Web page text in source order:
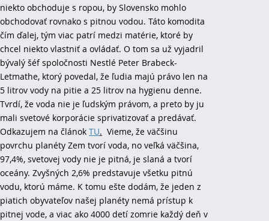
niekto obchoduje s ropou, by Slovensko mohlo
obchodovať rovnako s pitnou vodou. Táto komodita
čím ďalej, tým viac patrí medzi matérie, ktoré by
chcel niekto vlastniť a ovládať. O tom sa už vyjadril
bývalý šéf spoločnosti Nestlé Peter Brabeck-
Letmathe, ktorý povedal, že ľudia majú právo len na
5 litrov vody na pitie a 25 litrov na hygienu denne.
Tvrdí, že voda nie je ľudským právom, a preto by ju
mali svetové korporácie sprivatizovať a predávať.
Odkazujem na článok TU. Vieme, že väčšinu
povrchu planéty Zem tvorí voda, no veľká väčšina,
97,4%, svetovej vody nie je pitná, je slaná a tvorí
oceány. Zvyšných 2,6% predstavuje všetku pitnú
vodu, ktorú máme. K tomu ešte dodám, že jeden z
piatich obyvateľov našej planéty nemá prístup k
pitnej vode, a viac ako 4000 detí zomrie každý deň v